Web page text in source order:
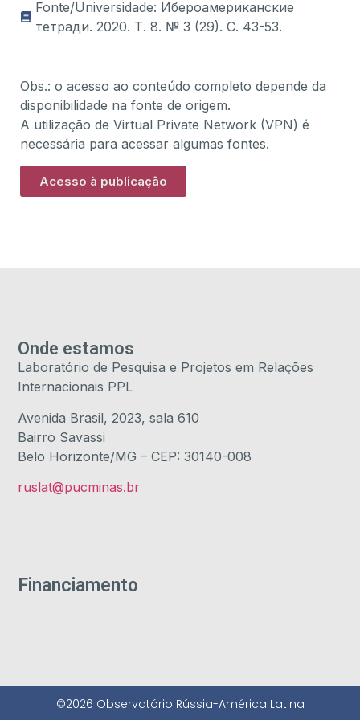
Fonte/Universidade: Ибероамериканские
тетради. 2020. Т. 8. № 3 (29). С. 43-53.
Obs.: o acesso ao conteúdo completo depende da
disponibilidade na fonte de origem.
A utilização de Virtual Private Network (VPN) é
necessária para acessar algumas fontes.
Acesso à publicação
Financiamento
Onde estamos
Laboratório de Pesquisa e Projetos em Relações
Internacionais PPL
Avenida Brasil, 2023, sala 610
Bairro Savassi
Belo Horizonte/MG – CEP: 30140-008
ruslat@pucminas.br
©2026 Observatório Rússia-América Latina